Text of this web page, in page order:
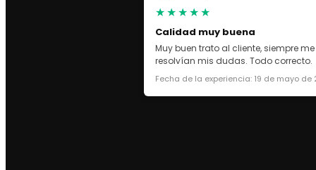
AIR MAX DN8
AIR MAX PLUS TN
AIR MAX PLUS TN 1
AIR MAX PLUS TN 3
AIR MAX TERRASCAPE PLUS
★★★★★
Calidad muy buena
Muy buen trato al cliente, siempre me
resolvían mis dudas. Todo correcto.
Fecha de la experiencia: 19 de mayo de